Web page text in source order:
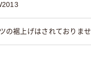
の裾上げはされておりませ